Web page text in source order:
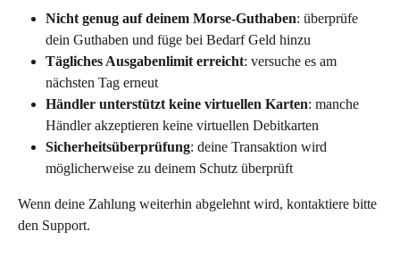
Nicht genug auf deinem Morse-Guthaben: überprüfe
dein Guthaben und füge bei Bedarf Geld hinzu
Tägliches Ausgabenlimit erreicht: versuche es am
nächsten Tag erneut
Händler unterstützt keine virtuellen Karten: manche
Händler akzeptieren keine virtuellen Debitkarten
Sicherheitsüberprüfung: deine Transaktion wird
möglicherweise zu deinem Schutz überprüft
Wenn deine Zahlung weiterhin abgelehnt wird, kontaktiere bitte
den Support.